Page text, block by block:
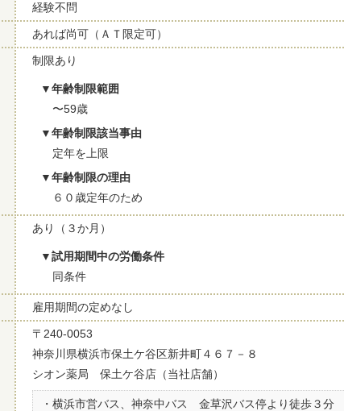
経験不問
あれば尚可（ＡＴ限定可）
制限あり
年齢制限範囲
〜59歳
年齢制限該当事由
定年を上限
年齢制限の理由
６０歳定年のため
あり（３か月）
試用期間中の労働条件
同条件
雇用期間の定めなし
〒240-0053
神奈川県横浜市保土ケ谷区新井町４６７－８
シオン薬局 保土ケ谷店（当社店舗）
・横浜市営バス、神奈中バス 金草沢バス停より徒歩３分